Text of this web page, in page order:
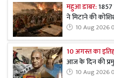
महुआ डाबर:
ने मिटाने की
10 Aug 2026
10 अगस्त का
आज के दिन की
10 Aug 2026